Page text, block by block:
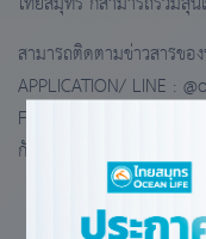
สามารถติดตามข่าวสารข
APPLICATION/ LINE :
Facebook:
กันใหม่กับกิจกรรมครั้งต่อไป